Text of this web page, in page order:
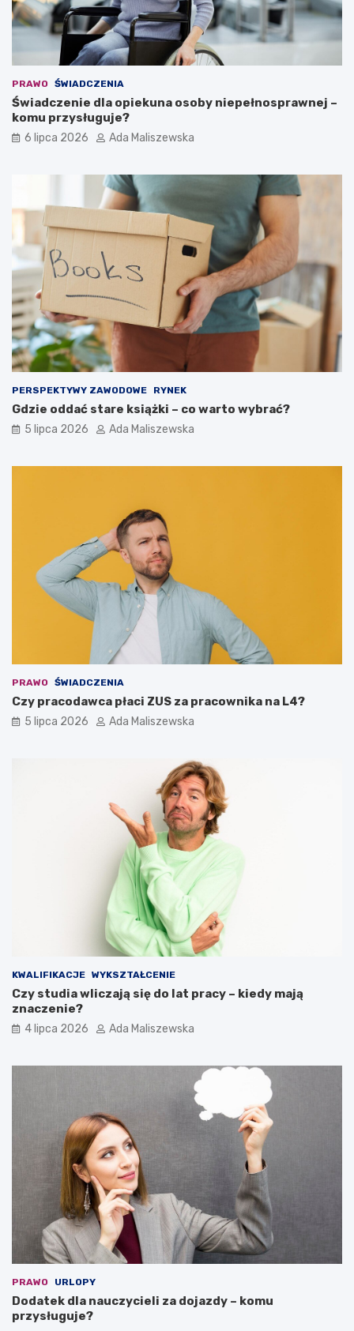
PRAWO ŚWIADCZENIA
Świadczenie dla opiekuna osoby niepełnosprawnej –
komu przysługuje?
6 lipca 2026 Ada Maliszewska
PERSPEKTYWY ZAWODOWE RYNEK
Gdzie oddać stare książki – co warto wybrać?
5 lipca 2026 Ada Maliszewska
PRAWO ŚWIADCZENIA
Czy pracodawca płaci ZUS za pracownika na L4?
5 lipca 2026 Ada Maliszewska
KWALIFIKACJE WYKSZTAŁCENIE
Czy studia wliczają się do lat pracy – kiedy mają
znaczenie?
4 lipca 2026 Ada Maliszewska
PRAWO URLOPY
Dodatek dla nauczycieli za dojazdy – komu
przysługuje?